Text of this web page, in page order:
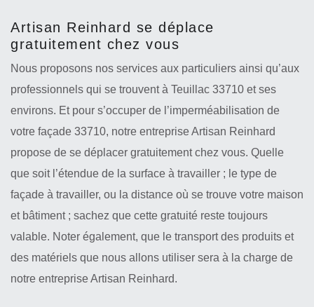
Artisan Reinhard se déplace
gratuitement chez vous
Nous proposons nos services aux particuliers ainsi qu’aux
professionnels qui se trouvent à Teuillac 33710 et ses
environs. Et pour s’occuper de l’imperméabilisation de
votre façade 33710, notre entreprise Artisan Reinhard
propose de se déplacer gratuitement chez vous. Quelle
que soit l’étendue de la surface à travailler ; le type de
façade à travailler, ou la distance où se trouve votre maison
et bâtiment ; sachez que cette gratuité reste toujours
valable. Noter également, que le transport des produits et
des matériels que nous allons utiliser sera à la charge de
notre entreprise Artisan Reinhard.